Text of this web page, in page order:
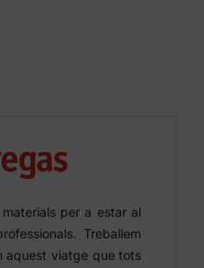
per a estar al
Treballem
aquest viatge que tots